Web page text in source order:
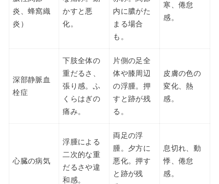
炎、蜂窩織
炎）
かすと悪
化。
内に膿がた
まる場合
も。
寒、倦怠
感。
深部静脈血
栓症
下肢全体の
重だるさ、
張り感。ふ
くらはぎの
痛み。
片側の足全
体や膝周辺
の浮腫。押
すと跡が残
る。
皮膚の色の
変化、熱
感。
心臓の病気
浮腫による
二次的な重
だるさや違
和感。
両足の浮
腫。夕方に
悪化。押す
と跡が残
息切れ、動
悸、倦怠
感。